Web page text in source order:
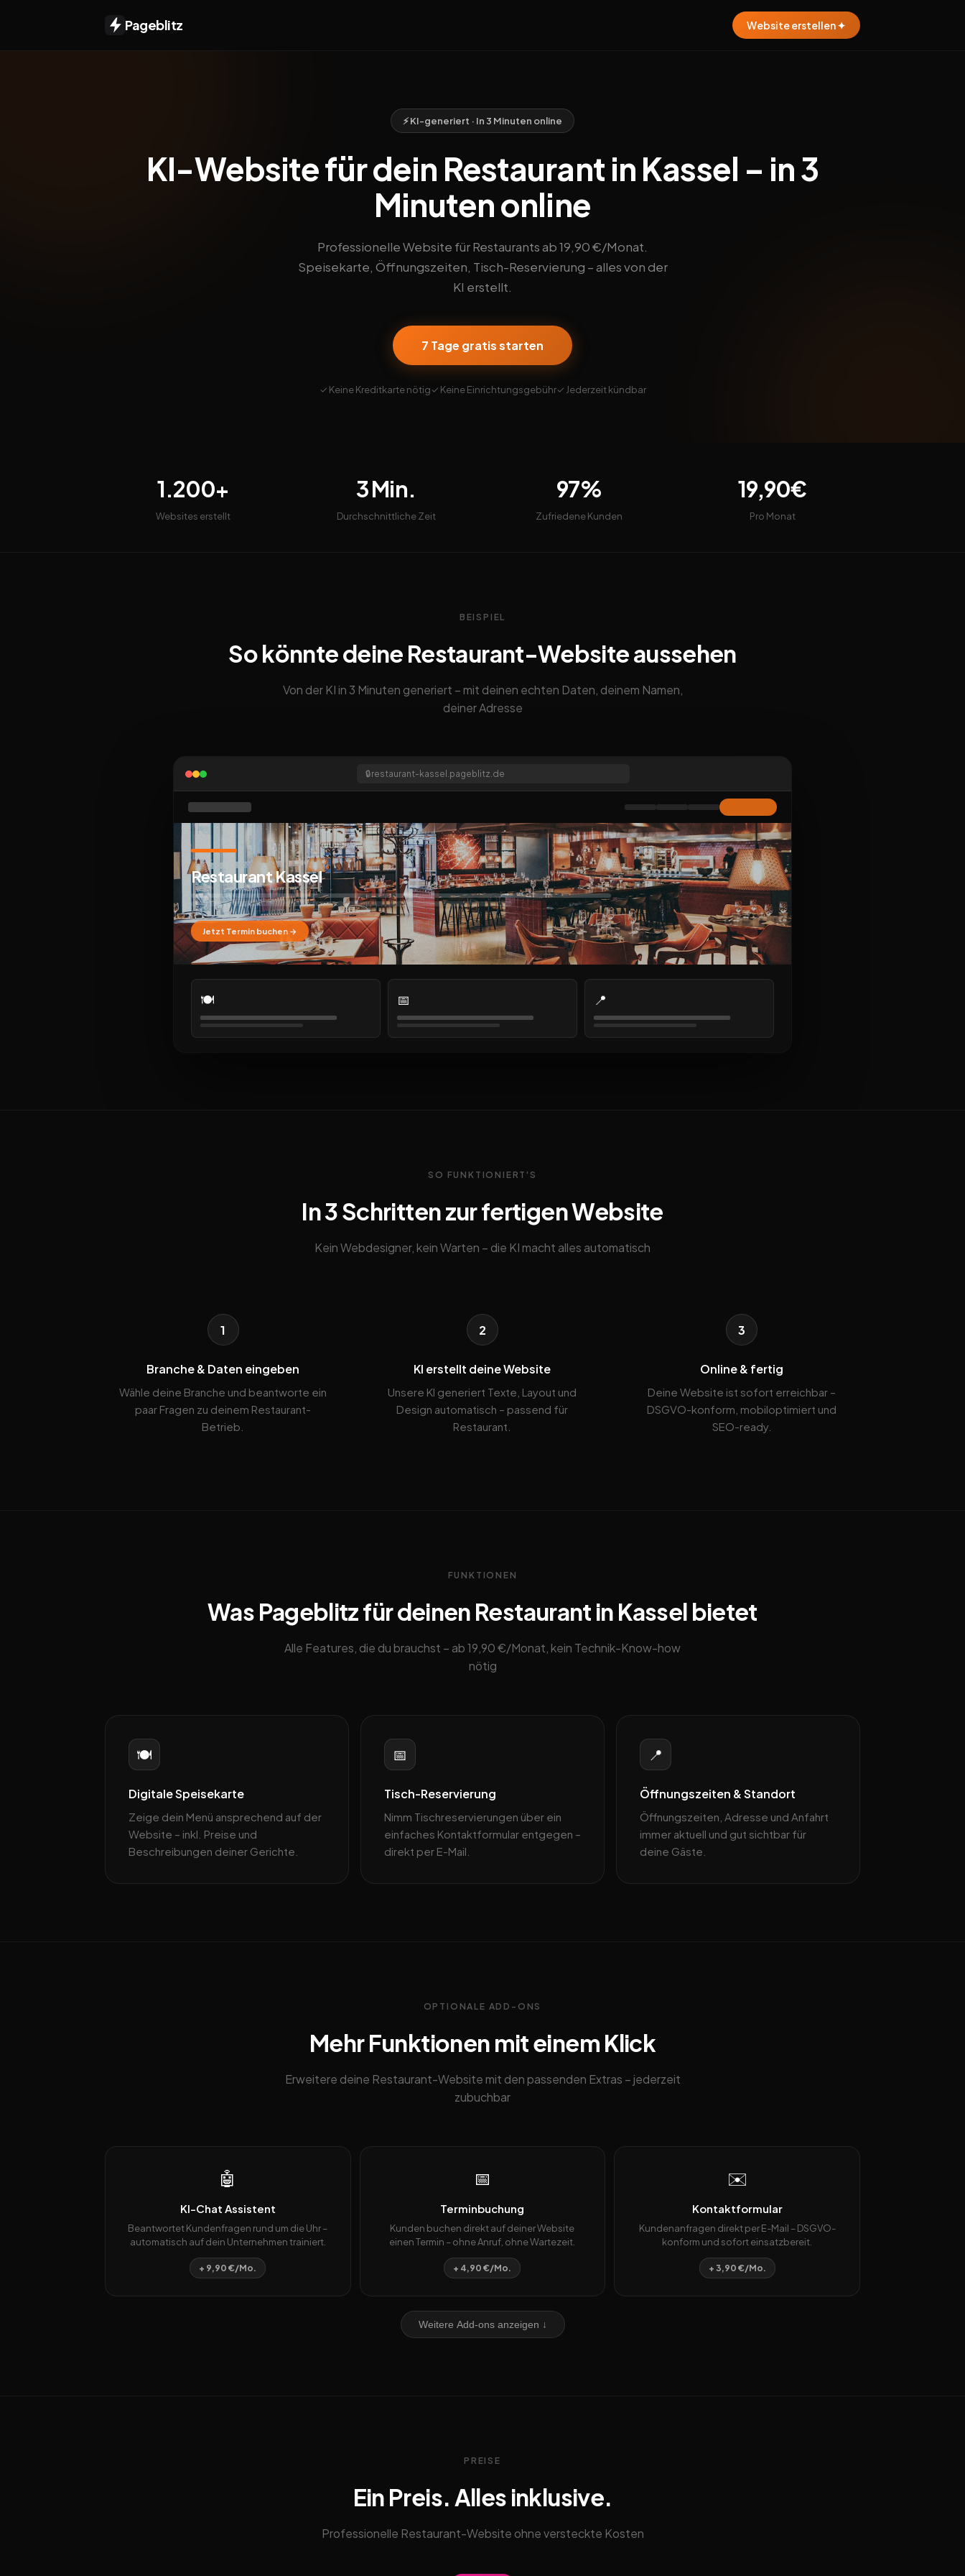
Pageblitz Website erstellen ✦
⚡ KI-generiert · In 3 Minuten online
KI-Website für dein Restaurant in Kassel – in 3
Minuten online
Professionelle Website für Restaurants ab 19,90 €/Monat.
Speisekarte, Öffnungszeiten, Tisch-Reservierung – alles von der
KI erstellt.
7 Tage gratis starten
✓ Keine Kreditkarte nötig✓ Keine Einrichtungsgebühr✓ Jederzeit kündbar
1.200+
Websites erstellt
3 Min.
Durchschnittliche Zeit
97%
Zufriedene Kunden
19,90€
Pro Monat
BEISPIEL
So könnte deine Restaurant-Website aussehen
Von der KI in 3 Minuten generiert – mit deinen echten Daten, deinem Namen,
deiner Adresse
🔒restaurant-kassel.pageblitz.de
Restaurant Kassel
Jetzt Termin buchen →
🍽️ 📅 📍
SO FUNKTIONIERT'S
In 3 Schritten zur fertigen Website
Kein Webdesigner, kein Warten – die KI macht alles automatisch
1
Branche & Daten eingeben
Wähle deine Branche und beantworte ein
paar Fragen zu deinem Restaurant-
Betrieb.
2
KI erstellt deine Website
Unsere KI generiert Texte, Layout und
Design automatisch – passend für
Restaurant.
3
Online & fertig
Deine Website ist sofort erreichbar –
DSGVO-konform, mobiloptimiert und
SEO-ready.
FUNKTIONEN
Was Pageblitz für deinen Restaurant in Kassel bietet
Alle Features, die du brauchst – ab 19,90 €/Monat, kein Technik-Know-how
nötig
🍽️
Digitale Speisekarte
Zeige dein Menü ansprechend auf der
Website – inkl. Preise und
Beschreibungen deiner Gerichte.
📅
Tisch-Reservierung
Nimm Tischreservierungen über ein
einfaches Kontaktformular entgegen –
direkt per E-Mail.
📍
Öffnungszeiten & Standort
Öffnungszeiten, Adresse und Anfahrt
immer aktuell und gut sichtbar für
deine Gäste.
OPTIONALE ADD-ONS
Mehr Funktionen mit einem Klick
Erweitere deine Restaurant-Website mit den passenden Extras – jederzeit
zubuchbar
🤖
KI-Chat Assistent
Beantwortet Kundenfragen rund um die Uhr –
automatisch auf dein Unternehmen trainiert.
+ 9,90 €/Mo.
📅
Terminbuchung
Kunden buchen direkt auf deiner Website
einen Termin – ohne Anruf, ohne Wartezeit.
+ 4,90 €/Mo.
✉️
Kontaktformular
Kundenanfragen direkt per E-Mail – DSGVO-
konform und sofort einsatzbereit.
+ 3,90 €/Mo.
Weitere Add-ons anzeigen ↓
PREISE
Ein Preis. Alles inklusive.
Professionelle Restaurant-Website ohne versteckte Kosten